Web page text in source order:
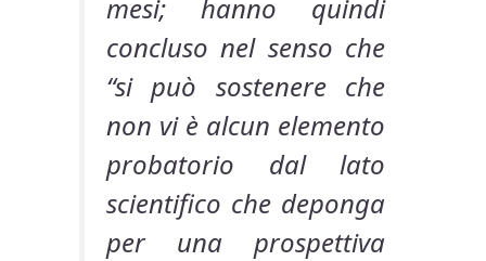
mesi; hanno quindi
concluso nel senso che
“si può sostenere che
non vi è alcun elemento
probatorio dal lato
scientifico che deponga
per una prospettiva